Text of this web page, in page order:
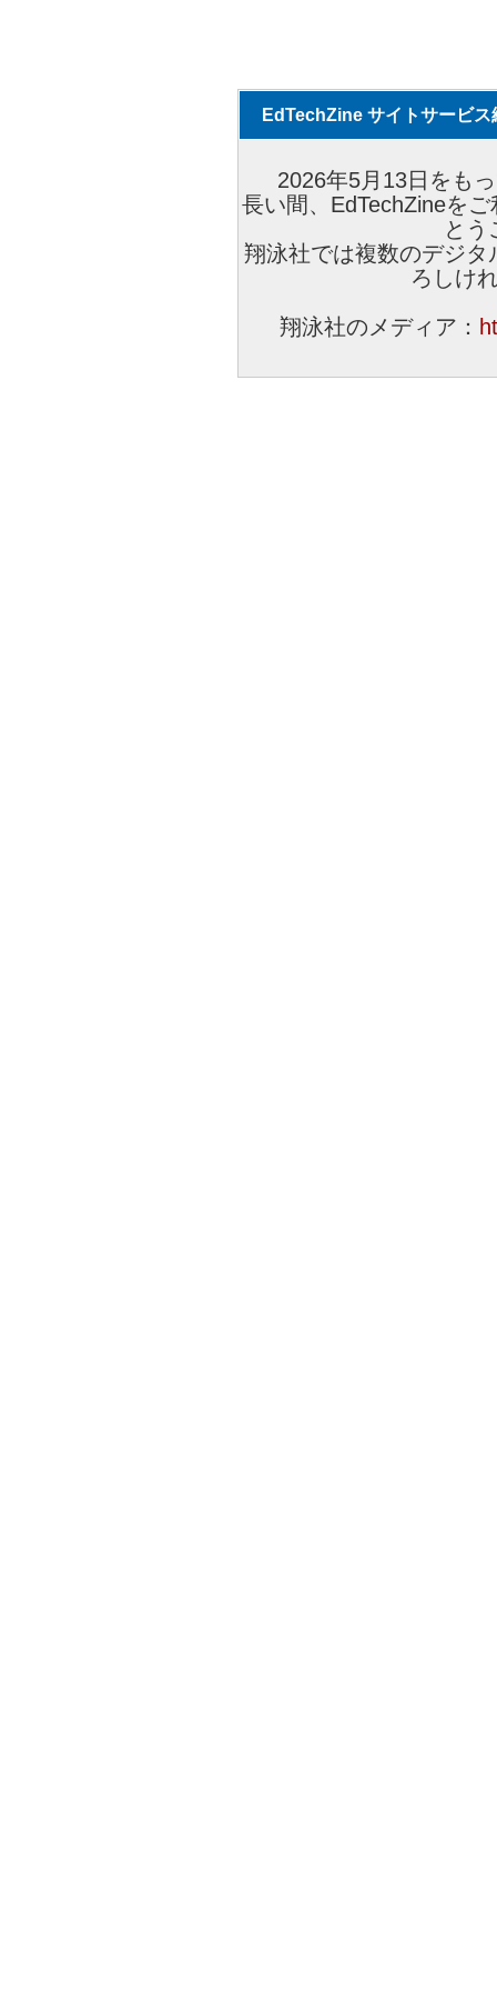
EdTechZine サイトサービス
2026年5月13日をも
長い間、EdTechZineを
とう
翔泳社では複数のデジ
ろしけ
翔泳社のメディア：